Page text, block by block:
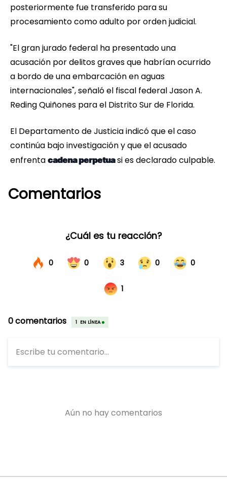
posteriormente fue transferido para su
procesamiento como adulto por orden judicial.
"El gran jurado federal ha presentado una
acusación por delitos graves que habrían ocurrido
a bordo de una embarcación en aguas
internacionales", señaló el fiscal federal Jason A.
Reding Quiñones para el Distrito Sur de Florida.
El Departamento de Justicia indicó que el caso
continúa bajo investigación y que el acusado
enfrenta cadena perpetuasi es declarado culpable.
Comentarios